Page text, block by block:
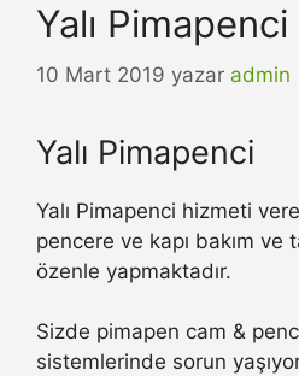
Yalı Pimapenci
10 Mart 2019 yazar admin
Yalı Pimapenci
Yalı Pimapenci hizmeti
pencere ve kapı bakım
özenle yapmaktadır.
Sizde pimapen cam &
sistemlerinde sorun